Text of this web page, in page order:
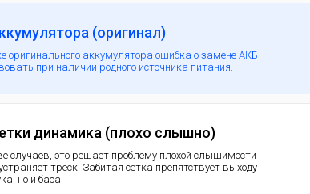
(оригинал)
оригинального аккумулятора ошибка о замене АКБ
при наличии родного источника питания.
динамика (плохо слышно)
случаев, это решает проблему плохой слышимости
треск. Забитая сетка препятствует выходу
но и баса